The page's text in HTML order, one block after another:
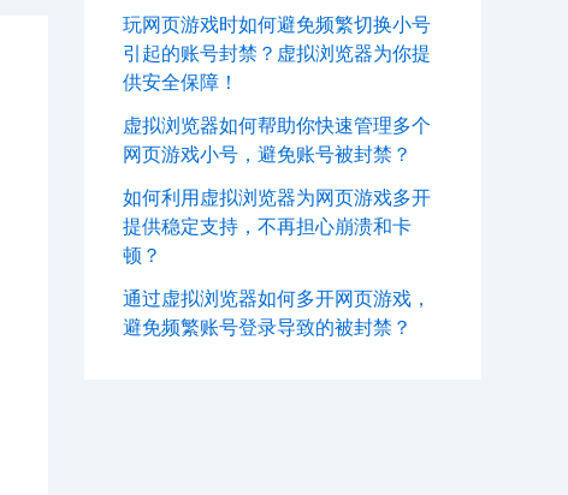
玩网页游戏时如何避免频繁切换小号
引起的账号封禁？虚拟浏览器为你提
供安全保障！
虚拟浏览器如何帮助你快速管理多个
网页游戏小号，避免账号被封禁？
如何利用虚拟浏览器为网页游戏多开
提供稳定支持，不再担心崩溃和卡
顿？
通过虚拟浏览器如何多开网页游戏，
避免频繁账号登录导致的被封禁？